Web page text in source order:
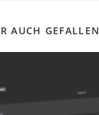
AUCH GEFALLEN